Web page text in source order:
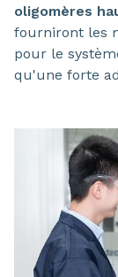
oligomères
fourniront les
pour le
qu'une forte